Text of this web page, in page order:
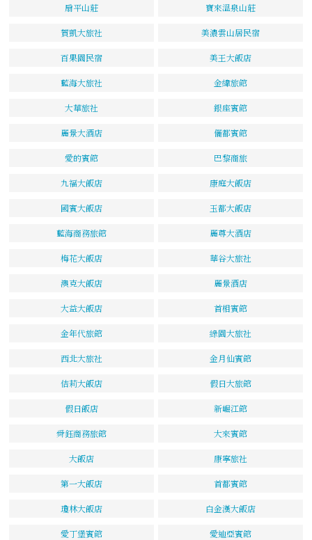
扇平山莊 寶來溫泉山莊
賀凱大旅社 美濃雲山居民宿
百果園民宿 美王大飯店
藍海大旅社 金緯旅館
大華旅社 銀座賓館
麗景大酒店 儷都賓館
愛的賓館 巴黎商旅
九福大飯店 康庭大飯店
國賓大飯店 玉都大飯店
藍海商務旅館 麗尊大酒店
梅花大飯店 華谷大旅社
澳克大飯店 麗景酒店
大益大飯店 首相賓館
金年代旅館 綠園大旅社
西北大旅社 金月仙賓館
佶莉大飯店 假日大旅館
假日飯店 新崛江館
舜鈺商務旅館 大來賓館
大飯店 康寧旅社
第一大飯店 首都賓館
瓊林大飯店 白金漢大飯店
愛丁堡賓館 愛迪亞賓館